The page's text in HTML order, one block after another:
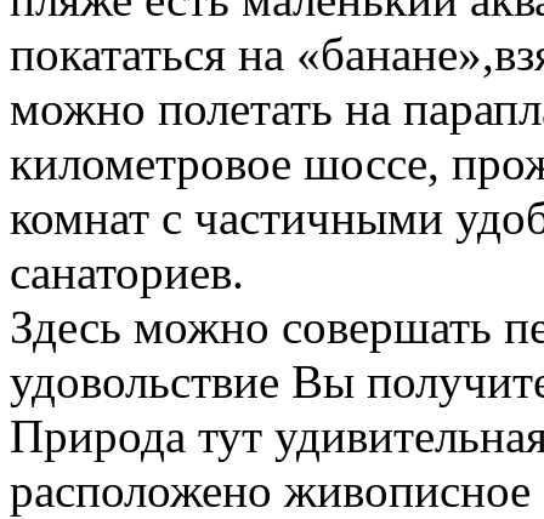
покататься на
можно полетать на
километровое шоссе,
комнат с частичными
санаториев.
Здесь можно совершать
удовольствие Вы
Природа тут
расположено живописное